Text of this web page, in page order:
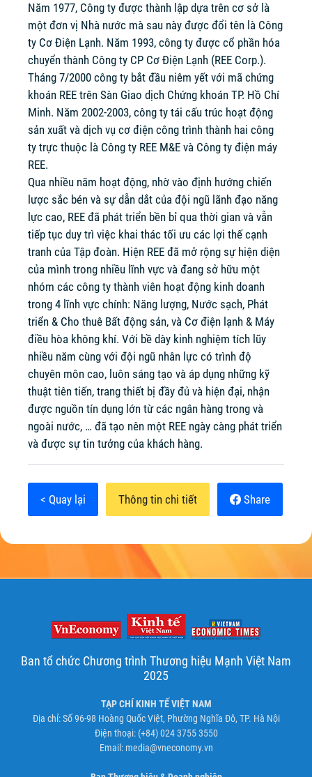
Năm 1977, Công ty được thành lập dựa trên cơ sở là
một đơn vị Nhà nước mà sau này được đổi tên là Công
ty Cơ Điện Lạnh. Năm 1993, công ty được cổ phần hóa
chuyển thành Công ty CP Cơ Điện Lạnh (REE Corp.).
Tháng 7/2000 công ty bắt đầu niêm yết với mã chứng
khoán REE trên Sàn Giao dịch Chứng khoán TP. Hồ Chí
Minh. Năm 2002-2003, công ty tái cấu trúc hoạt động
sản xuất và dịch vụ cơ điện công trình thành hai công
ty trực thuộc là Công ty REE M&E và Công ty điện máy
REE.
Qua nhiều năm hoạt động, nhờ vào định hướng chiến
lược sắc bén và sự dẫn dắt của đội ngũ lãnh đạo năng
lực cao, REE đã phát triển bền bỉ qua thời gian và vẫn
tiếp tục duy trì việc khai thác tối ưu các lợi thế cạnh
tranh của Tập đoàn. Hiện REE đã mở rộng sự hiện diện
của mình trong nhiều lĩnh vực và đang sở hữu một
nhóm các công ty thành viên hoạt động kinh doanh
trong 4 lĩnh vực chính: Năng lượng, Nước sạch, Phát
triển & Cho thuê Bất động sản, và Cơ điện lạnh & Máy
điều hòa không khí. Với bề dày kinh nghiệm tích lũy
nhiều năm cùng với đội ngũ nhân lực có trình độ
chuyên môn cao, luôn sáng tạo và áp dụng những kỹ
thuật tiên tiến, trang thiết bị đầy đủ và hiện đại, nhận
được nguồn tín dụng lớn từ các ngân hàng trong và
ngoài nước, … đã tạo nên một REE ngày càng phát triển
và được sự tin tưởng của khách hàng.
< Quay lại Thông tin chi tiết Share
Ban tổ chức Chương trình Thương hiệu Mạnh Việt Nam
2025
TẠP CHÍ KINH TẾ VIỆT NAM
Địa chỉ: Số 96-98 Hoàng Quốc Việt, Phường Nghĩa Đô, TP. Hà Nội
Điện thoại: (+84) 024 3755 3550
Email: media@vneconomy.vn